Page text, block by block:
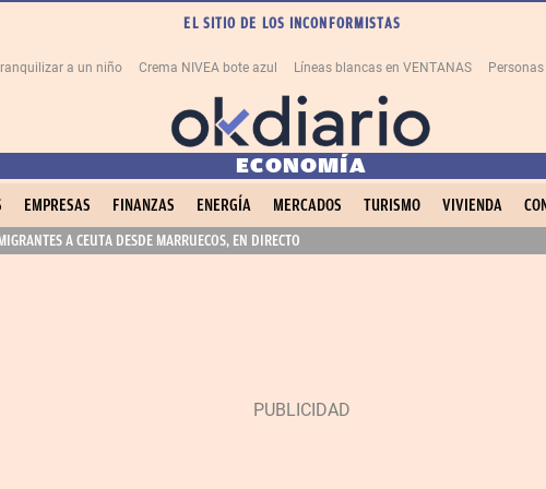
EL SITIO DE LOS INCONFORMISTAS
a un niño Crema NIVEA bote azul Líneas blancas en VENTANAS Personas
ECONOMÍA
EMPRESAS FINANZAS ENERGÍA MERCADOS TURISMO VIVIENDA
A CEUTA DESDE MARRUECOS, EN DIRECTO